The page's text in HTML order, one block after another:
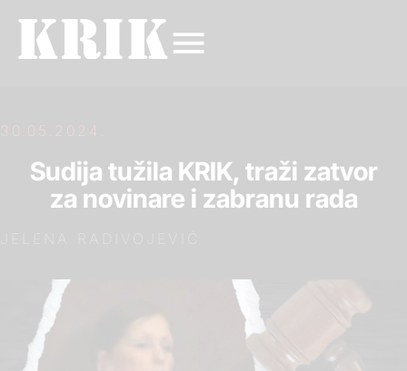
30.05.2024.
Sudija tužila KRIK, traži zatvor
za novinare i zabranu rada